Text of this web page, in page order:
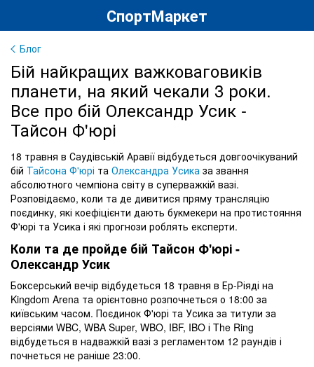
СпортМаркет
Блог
Бій найкращих важковаговиків
планети, на який чекали 3 роки.
Все про бій Олександр Усик -
Тайсон Ф'юрі
18 травня в Саудівській Аравії відбудеться довгоочікуваний
бій Тайсона Ф'юрі та Олександра Усика за звання
абсолютного чемпіона світу в суперважкій вазі.
Розповідаємо, коли та де дивитися пряму трансляцію
поєдинку, які коефіцієнти дають букмекери на протистояння
Ф'юрі та Усика і які прогнози роблять експерти.
Коли та де пройде бій Тайсон Ф'юрі -
Олександр Усик
Боксерський вечір відбудеться 18 травня в Ер-Ріяді на
Kingdom Arena та орієнтовно розпочнеться о 18:00 за
київським часом. Поєдинок Ф'юрі та Усика за титули за
версіями WBC, WBA Super, WBO, IBF, IBO і The Ring
відбудеться в надважкій вазі з регламентом 12 раундів і
почнеться не раніше 23:00.